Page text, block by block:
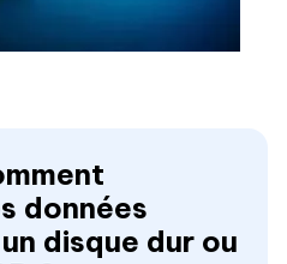
données
disque dur ou